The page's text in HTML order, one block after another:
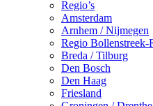
Regio’s
Amsterdam
Arnhem / Nijmegen
Regio Bollenstreek-
Breda / Tilburg
Den Bosch
Den Haag
Friesland